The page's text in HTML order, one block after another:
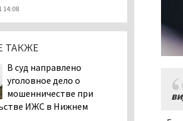
уголовное дело о
мошенничестве при
ИЖС в Нижнем
Екатеринбург подвергся
атаке БПЛА, восемь из
них были сбиты, три
логистического
14:08
ТАКЖЕ
В суд направлено
уголовное дело о
мошенничестве при
ИЖС в Нижнем